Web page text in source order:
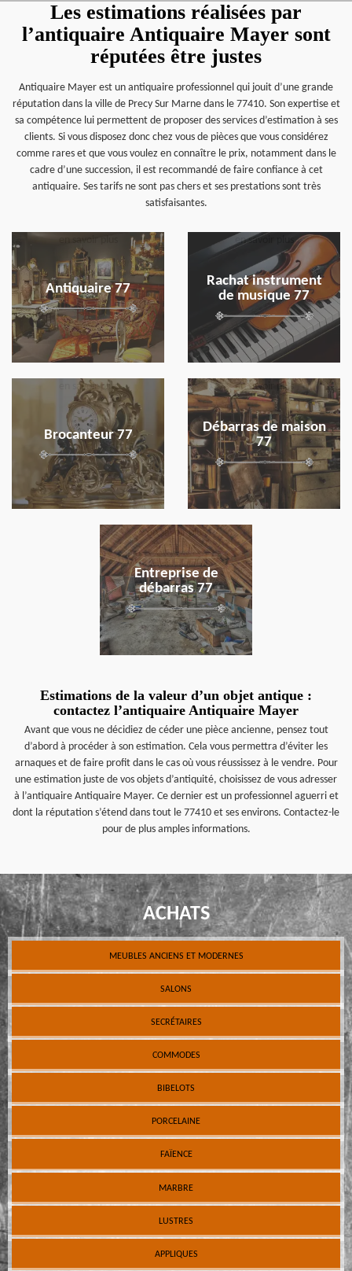
Les estimations réalisées par
l’antiquaire Antiquaire Mayer sont
réputées être justes
Antiquaire Mayer est un antiquaire professionnel qui jouit d’une grande
réputation dans la ville de Precy Sur Marne dans le 77410. Son expertise et
sa compétence lui permettent de proposer des services d’estimation à ses
clients. Si vous disposez donc chez vous de pièces que vous considérez
comme rares et que vous voulez en connaître le prix, notamment dans le
cadre d’une succession, il est recommandé de faire confiance à cet
antiquaire. Ses tarifs ne sont pas chers et ses prestations sont très
satisfaisantes.
Antiquaire 77
en savoir plus
Rachat instrument
de musique 77
en savoir plus
Brocanteur 77
en savoir plus
Débarras de maison
77
en savoir plus
Entreprise de
débarras 77
en savoir plus
Estimations de la valeur d’un objet antique :
contactez l’antiquaire Antiquaire Mayer
Avant que vous ne décidiez de céder une pièce ancienne, pensez tout
d’abord à procéder à son estimation. Cela vous permettra d’éviter les
arnaques et de faire profit dans le cas où vous réussissez à le vendre. Pour
une estimation juste de vos objets d’antiquité, choisissez de vous adresser
à l’antiquaire Antiquaire Mayer. Ce dernier est un professionnel aguerri et
dont la réputation s’étend dans tout le 77410 et ses environs. Contactez-le
pour de plus amples informations.
ACHATS
MEUBLES ANCIENS ET MODERNES
SALONS
SECRÉTAIRES
COMMODES
BIBELOTS
PORCELAINE
FAÏENCE
MARBRE
LUSTRES
APPLIQUES